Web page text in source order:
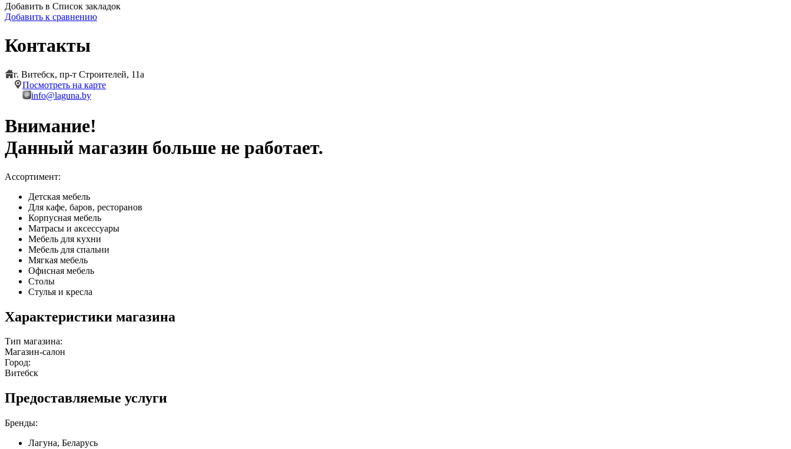
Добавить в Список закладок
Добавить к сравнению
Контакты
г. Витебск, пр-т Строителей, 11а
Посмотреть на карте
info@laguna.by
Внимание!
Данный магазин больше не работает.
Ассортимент:
Детская мебель
Для кафе, баров, ресторанов
Корпусная мебель
Матрасы и аксессуары
Мебель для кухни
Мебель для спальни
Мягкая мебель
Офисная мебель
Столы
Стулья и кресла
Характеристики магазина
Тип магазина:
Магазин-салон
Город:
Витебск
Предоставляемые услуги
Бренды:
Лагуна, Беларусь